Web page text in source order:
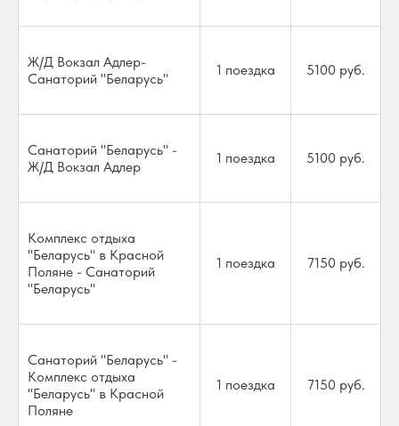
Ж/Д Вокзал Адлер-
Санаторий "Беларусь"
1 поездка 5100 руб.
Санаторий "Беларусь" -
Ж/Д Вокзал Адлер
1 поездка 5100 руб.
Комплекс отдыха
"Беларусь" в Красной
Поляне - Санаторий
"Беларусь"
1 поездка 7150 руб.
Санаторий "Беларусь" -
Комплекс отдыха
"Беларусь" в Красной
Поляне
1 поездка 7150 руб.